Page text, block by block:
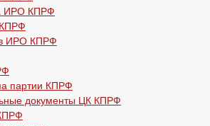
ИРО КПРФ
в ИРО КПРФ
партии КПРФ
документы ЦК КПРФ